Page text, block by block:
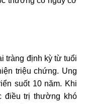
tràng định kỳ từ tuổi
triệu chứng. Ung
suốt 10 năm. Khi
điều trị thường khó